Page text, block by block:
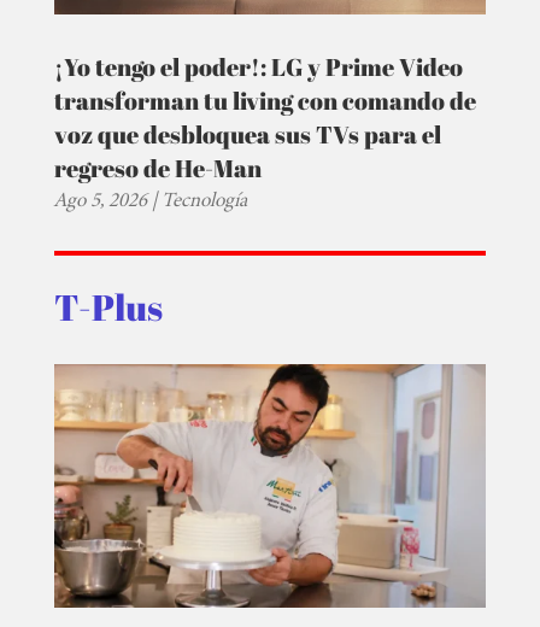
¡Yo tengo el poder!: LG y Prime Video
transforman tu living con comando de
voz que desbloquea sus TVs para el
regreso de He-Man
Ago 5, 2026|Tecnología
T-Plus